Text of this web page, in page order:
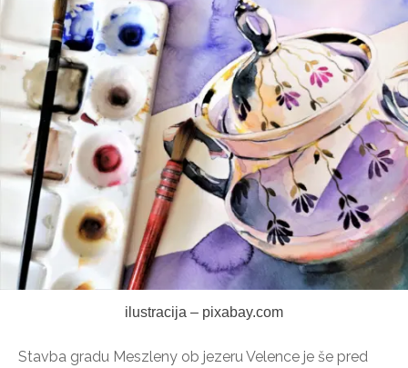
ilustracija – pixabay.com
Stavba gradu Meszleny ob jezeru Velence je še pred